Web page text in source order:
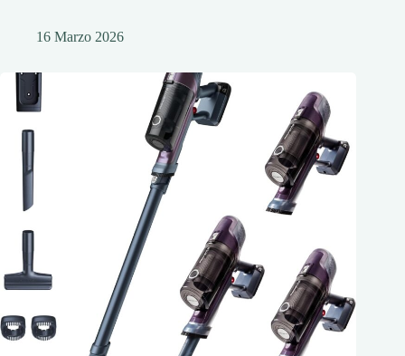
16 Marzo 2026